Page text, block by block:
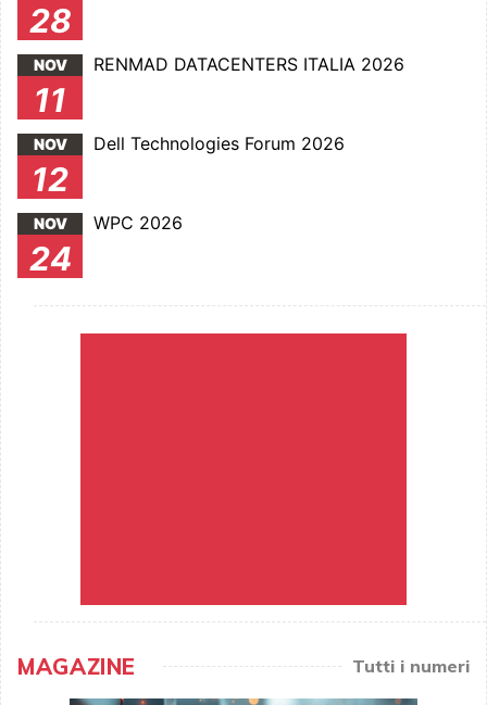
28
NOV
11
RENMAD DATACENTERS ITALIA 2026
NOV
12
Dell Technologies Forum 2026
NOV
24
WPC 2026
MAGAZINE Tutti i numeri